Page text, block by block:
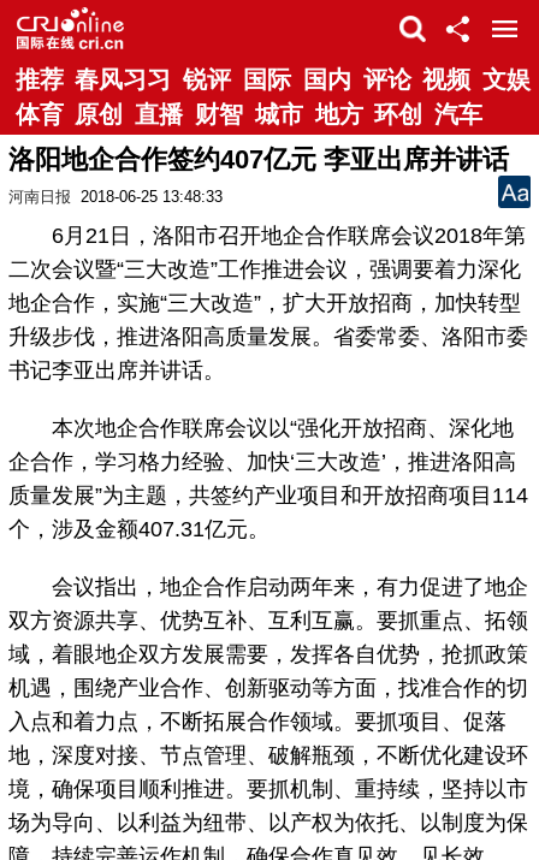
推荐 春风习习 锐评 国际 国内 评论 视频 文娱
体育 原创 直播 财智 城市 地方 环创 汽车
洛阳地企合作签约407亿元 李亚出席并讲话
河南日报 2018-06-25 13:48:33
6月21日，洛阳市召开地企合作联席会议2018年第
二次会议暨“三大改造”工作推进会议，强调要着力深化
地企合作，实施“三大改造”，扩大开放招商，加快转型
升级步伐，推进洛阳高质量发展。省委常委、洛阳市委
书记李亚出席并讲话。
本次地企合作联席会议以“强化开放招商、深化地
企合作，学习格力经验、加快‘三大改造’，推进洛阳高
质量发展”为主题，共签约产业项目和开放招商项目114
个，涉及金额407.31亿元。
会议指出，地企合作启动两年来，有力促进了地企
双方资源共享、优势互补、互利互赢。要抓重点、拓领
域，着眼地企双方发展需要，发挥各自优势，抢抓政策
机遇，围绕产业合作、创新驱动等方面，找准合作的切
入点和着力点，不断拓展合作领域。要抓项目、促落
地，深度对接、节点管理、破解瓶颈，不断优化建设环
境，确保项目顺利推进。要抓机制、重持续，坚持以市
场为导向、以利益为纽带、以产权为依托、以制度为保